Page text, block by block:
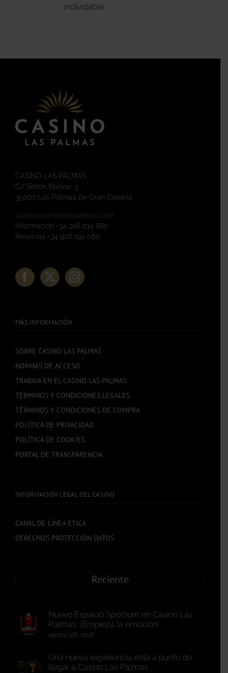
inolvidable.
CASINO LAS PALMAS
C/ Simón Bolívar, 3
35007 Las Palmas de Gran Canaria
casino@casinolaspalmas.com
Información +34 928 234 882
Reservas +34 928 291 080
MÁS INFORMACIÓN
SOBRE CASINO LAS PALMAS
NORMAS DE ACCESO
TRABAJA EN EL CASINO LAS PALMAS
TÉRMINOS Y CONDICIONES LEGALES
TÉRMINOS Y CONDICIONES DE COMPRA
POLÍTICA DE PRIVACIDAD
POLÍTICA DE COOKIES
PORTAL DE TRANSPARENCIA
INFORMACIÓN LEGAL DEL CASINO
CANAL DE LÍNEA ÉTICA
DERECHOS PROTECCIÓN DATOS
Reciente
Nuevo Espacio Sportium en Casino Las
Palmas: ¡Empieza la emoción!
agosto 5th, 2026
Una nueva experiencia está a punto de
llegar a Casino Las Palmas